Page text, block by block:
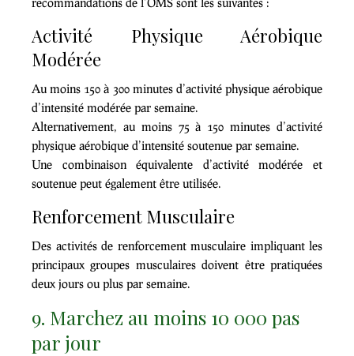
Activité Physique Aérobique
Modérée
Au moins 150 à 300 minutes d’activité physique aérobique
d’intensité modérée par semaine.
Alternativement, au moins 75 à 150 minutes d’activité
physique aérobique d’intensité soutenue par semaine.
Une combinaison équivalente d’activité modérée et
soutenue peut également être utilisée.
Renforcement Musculaire
Des activités de renforcement musculaire impliquant les
principaux groupes musculaires doivent être pratiquées
deux jours ou plus par semaine.
9. Marchez au moins 10 000 pas
par jour